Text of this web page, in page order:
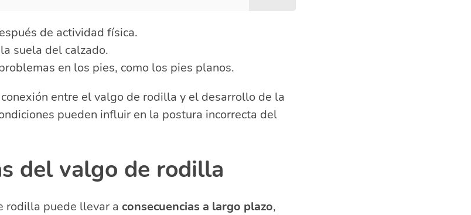
de actividad física.
suela del calzado.
en los pies, como los pies planos.
entre el valgo de rodilla y el desarrollo de la
pueden influir en la postura incorrecta del
del valgo de rodilla
rodilla puede llevar a consecuencias a largo plazo,